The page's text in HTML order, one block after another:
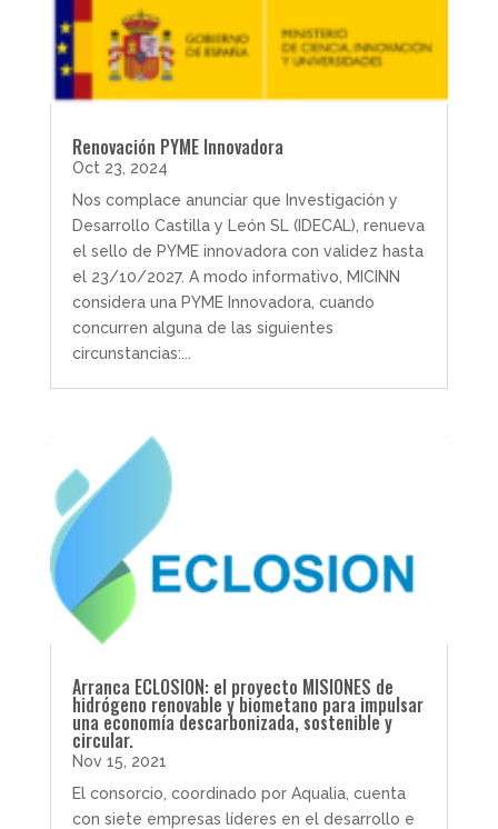
Renovación PYME Innovadora
Oct 23, 2024
Nos complace anunciar que Investigación y
Desarrollo Castilla y León SL (IDECAL), renueva
el sello de PYME innovadora con validez hasta
el 23/10/2027. A modo informativo, MICINN
considera una PYME Innovadora, cuando
concurren alguna de las siguientes
circunstancias:...
Arranca ECLOSION: el proyecto MISIONES de
hidrógeno renovable y biometano para impulsar
una economía descarbonizada, sostenible y
circular.
Nov 15, 2021
El consorcio, coordinado por Aqualia, cuenta
con siete empresas líderes en el desarrollo e